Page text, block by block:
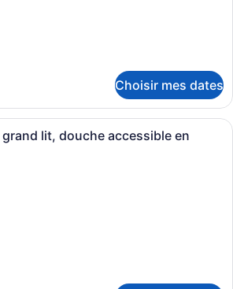
Choisir mes dates
Un salon moderne comprenant
grand lit, douche accessible en